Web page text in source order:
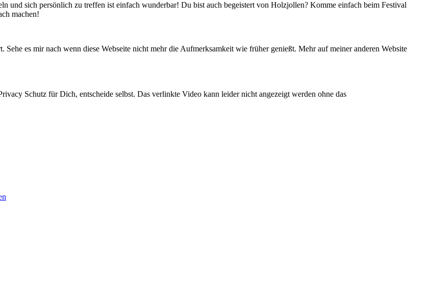
und sich persönlich zu treffen ist einfach wunderbar! Du bist auch begeistert von Holzjollen? Komme einfach beim Festival
machen!
es mir nach wenn diese Webseite nicht mehr die Aufmerksamkeit wie früher genießt. Mehr auf meiner anderen Website
Schutz für Dich, entscheide selbst. Das verlinkte Video kann leider nicht angezeigt werden ohne das